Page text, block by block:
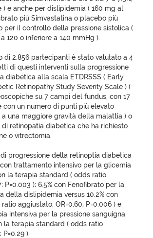
) e anche per dislipidemia ( 160 mg al
più Simvastatina o placebo più
per il controllo della pressione sistolica (
120 o inferiore a 140 mmHg ).
di 2.856 partecipanti è stato valutato a 4
di questi interventi sulla progressione
diabetica alla scala ETDRSSS ( Early
Retinopathy Study Severity Scale ) (
su 7 campi del fundus, con 17
con un numero di punti più elevato
una maggiore gravità della malattia ) o
retinopatia diabetica che ha richiesto
o vitrectomia.
di progressione della retinoptia diabetica
con trattamento intensivo per la glicemia
la terapia standard ( odds ratio
P=0.003 ); 6.5% con Fenofibrato per la
della dislipidemia versus 10.2% con
aggiustato, OR=0.60; P=0.006 ) e
intensiva per la pressione sanguigna
la terapia standard ( odds ratio
).